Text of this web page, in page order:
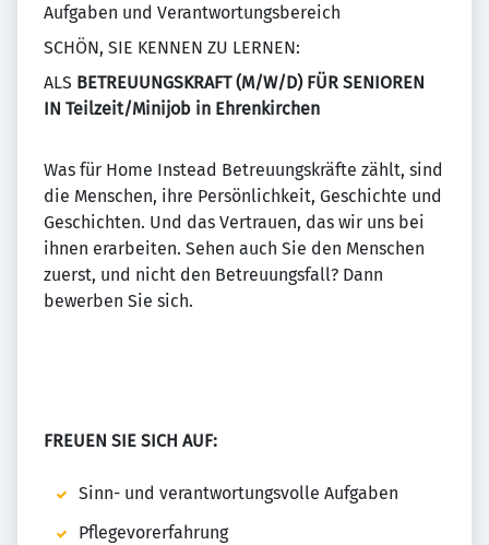
Aufgaben und Verantwortungsbereich
SCHÖN, SIE KENNEN ZU LERNEN:
ALS BETREUUNGSKRAFT (M/W/D) FÜR SENIOREN
IN Teilzeit/Minijob in Ehrenkirchen
Was für Home Instead Betreuungskräfte zählt, sind
die Menschen, ihre Persönlichkeit, Geschichte und
Geschichten. Und das Vertrauen, das wir uns bei
ihnen erarbeiten. Sehen auch Sie den Menschen
zuerst, und nicht den Betreuungsfall? Dann
bewerben Sie sich.
FREUEN SIE SICH AUF:
Sinn- und verantwortungsvolle Aufgaben
Pflegevorerfahrung